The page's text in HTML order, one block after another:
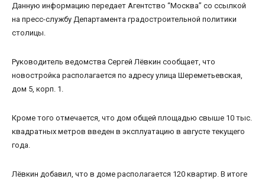
Данную информацию передает Агентство “Москва” со ссылкой
на пресс-службу Департамента градостроительной политики
столицы.
Руководитель ведомства Сергей Лёвкин сообщает, что
новостройка располагается по адресу улица Шереметьевская,
дом 5, корп. 1.
Кроме того отмечается, что дом общей площадью свыше 10 тыс.
квадратных метров введен в эксплуатацию в августе текущего
года.
Лёвкин добавил, что в доме располагается 120 квартир. В итоге